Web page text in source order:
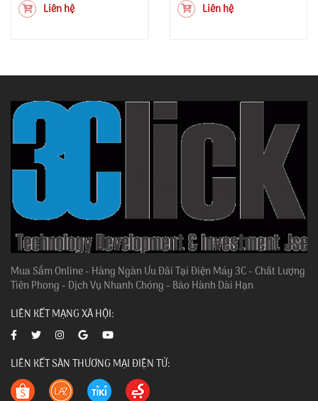
Liên hệ Liên hệ
Mua Sắm Online - Hàng Ngàn Ưu Đãi Tại Điện Máy 3C - Chất Lượng
Tiên Phong - Dịch Vụ Nhanh Chóng - Bảo Hành Dài Hạn
LIÊN KẾT MẠNG XÃ HỘI:
LIÊN KẾT SÀN THƯƠNG MẠI ĐIỆN TỬ: